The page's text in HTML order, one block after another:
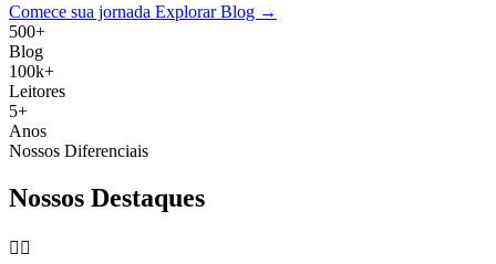
Comece sua jornada Explorar Blog →
500+
Blog
100k+
Leitores
5+
Anos
Nossos Diferenciais
Nossos Destaques
🏃‍♂️